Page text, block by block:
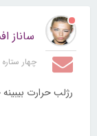
ساناز
چهار
رژلب حرارت